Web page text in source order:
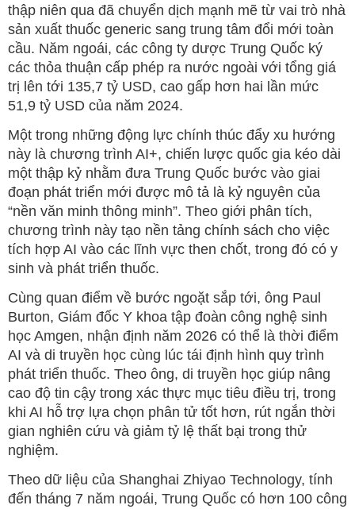
thập niên qua đã chuyển dịch mạnh mẽ từ vai trò nhà
sản xuất thuốc generic sang trung tâm đổi mới toàn
cầu. Năm ngoái, các công ty dược Trung Quốc ký
các thỏa thuận cấp phép ra nước ngoài với tổng giá
trị lên tới 135,7 tỷ USD, cao gấp hơn hai lần mức
51,9 tỷ USD của năm 2024.
Một trong những động lực chính thúc đẩy xu hướng
này là chương trình AI+, chiến lược quốc gia kéo dài
một thập kỷ nhằm đưa Trung Quốc bước vào giai
đoạn phát triển mới được mô tả là kỷ nguyên của
“nền văn minh thông minh”. Theo giới phân tích,
chương trình này tạo nền tảng chính sách cho việc
tích hợp AI vào các lĩnh vực then chốt, trong đó có y
sinh và phát triển thuốc.
Cùng quan điểm về bước ngoặt sắp tới, ông Paul
Burton, Giám đốc Y khoa tập đoàn công nghệ sinh
học Amgen, nhận định năm 2026 có thể là thời điểm
AI và di truyền học cùng lúc tái định hình quy trình
phát triển thuốc. Theo ông, di truyền học giúp nâng
cao độ tin cậy trong xác thực mục tiêu điều trị, trong
khi AI hỗ trợ lựa chọn phân tử tốt hơn, rút ngắn thời
gian nghiên cứu và giảm tỷ lệ thất bại trong thử
nghiệm.
Theo dữ liệu của Shanghai Zhiyao Technology, tính
đến tháng 7 năm ngoái, Trung Quốc có hơn 100 công